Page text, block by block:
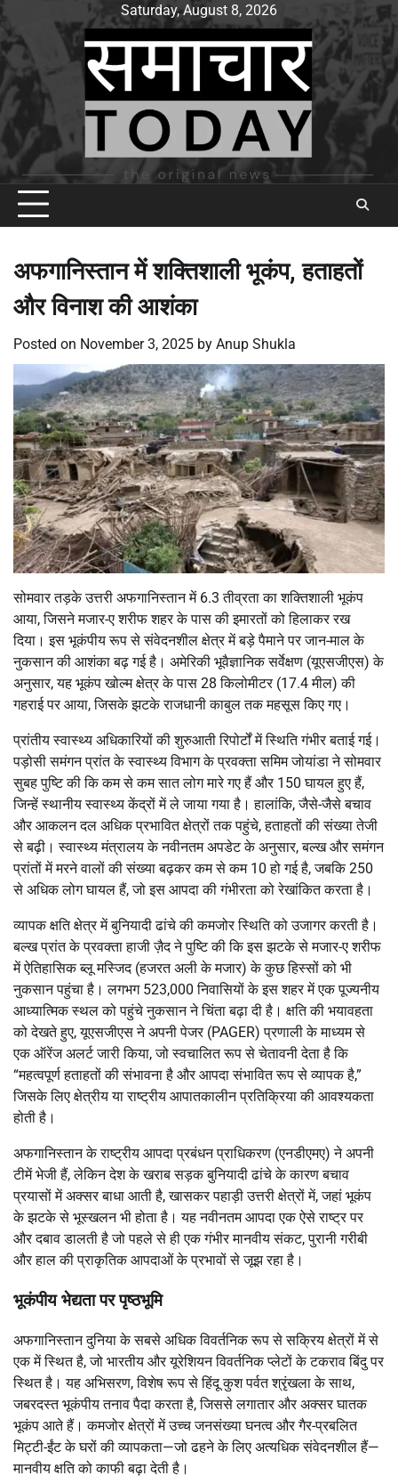
Skip
to
content
Saturday, August 8, 2026
अफगानिस्तान में शक्तिशाली भूकंप, हताहतों
और विनाश की आशंका
Posted on November 3, 2025 by Anup Shukla
सोमवार तड़के उत्तरी अफगानिस्तान में 6.3 तीव्रता का शक्तिशाली भूकंप
आया, जिसने मजार-ए शरीफ शहर के पास की इमारतों को हिलाकर रख
दिया। इस भूकंपीय रूप से संवेदनशील क्षेत्र में बड़े पैमाने पर जान-माल के
नुकसान की आशंका बढ़ गई है। अमेरिकी भूवैज्ञानिक सर्वेक्षण (यूएसजीएस) के
अनुसार, यह भूकंप खोल्म क्षेत्र के पास 28 किलोमीटर (17.4 मील) की
गहराई पर आया, जिसके झटके राजधानी काबुल तक महसूस किए गए।
प्रांतीय स्वास्थ्य अधिकारियों की शुरुआती रिपोर्टों में स्थिति गंभीर बताई गई।
पड़ोसी समंगन प्रांत के स्वास्थ्य विभाग के प्रवक्ता समिम जोयांडा ने सोमवार
सुबह पुष्टि की कि कम से कम सात लोग मारे गए हैं और 150 घायल हुए हैं,
जिन्हें स्थानीय स्वास्थ्य केंद्रों में ले जाया गया है। हालांकि, जैसे-जैसे बचाव
और आकलन दल अधिक प्रभावित क्षेत्रों तक पहुंचे, हताहतों की संख्या तेजी
से बढ़ी। स्वास्थ्य मंत्रालय के नवीनतम अपडेट के अनुसार, बल्ख और समंगन
प्रांतों में मरने वालों की संख्या बढ़कर कम से कम 10 हो गई है, जबकि 250
से अधिक लोग घायल हैं, जो इस आपदा की गंभीरता को रेखांकित करता है।
व्यापक क्षति क्षेत्र में बुनियादी ढांचे की कमजोर स्थिति को उजागर करती है।
बल्ख प्रांत के प्रवक्ता हाजी ज़ैद ने पुष्टि की कि इस झटके से मजार-ए शरीफ
में ऐतिहासिक ब्लू मस्जिद (हजरत अली के मजार) के कुछ हिस्सों को भी
नुकसान पहुंचा है। लगभग 523,000 निवासियों के इस शहर में एक पूज्यनीय
आध्यात्मिक स्थल को पहुंचे नुकसान ने चिंता बढ़ा दी है। क्षति की भयावहता
को देखते हुए, यूएसजीएस ने अपनी पेजर (PAGER) प्रणाली के माध्यम से
एक ऑरेंज अलर्ट जारी किया, जो स्वचालित रूप से चेतावनी देता है कि
“महत्वपूर्ण हताहतों की संभावना है और आपदा संभावित रूप से व्यापक है,”
जिसके लिए क्षेत्रीय या राष्ट्रीय आपातकालीन प्रतिक्रिया की आवश्यकता
होती है।
अफगानिस्तान के राष्ट्रीय आपदा प्रबंधन प्राधिकरण (एनडीएमए) ने अपनी
टीमें भेजी हैं, लेकिन देश के खराब सड़क बुनियादी ढांचे के कारण बचाव
प्रयासों में अक्सर बाधा आती है, खासकर पहाड़ी उत्तरी क्षेत्रों में, जहां भूकंप
के झटके से भूस्खलन भी होता है। यह नवीनतम आपदा एक ऐसे राष्ट्र पर
और दबाव डालती है जो पहले से ही एक गंभीर मानवीय संकट, पुरानी गरीबी
और हाल की प्राकृतिक आपदाओं के प्रभावों से जूझ रहा है।
भूकंपीय भेद्यता पर पृष्ठभूमि
अफगानिस्तान दुनिया के सबसे अधिक विवर्तनिक रूप से सक्रिय क्षेत्रों में से
एक में स्थित है, जो भारतीय और यूरेशियन विवर्तनिक प्लेटों के टकराव बिंदु पर
स्थित है। यह अभिसरण, विशेष रूप से हिंदू कुश पर्वत श्रृंखला के साथ,
जबरदस्त भूकंपीय तनाव पैदा करता है, जिससे लगातार और अक्सर घातक
भूकंप आते हैं। कमजोर क्षेत्रों में उच्च जनसंख्या घनत्व और गैर-प्रबलित
मिट्टी-ईंट के घरों की व्यापकता—जो ढहने के लिए अत्यधिक संवेदनशील हैं—
मानवीय क्षति को काफी बढ़ा देती है।